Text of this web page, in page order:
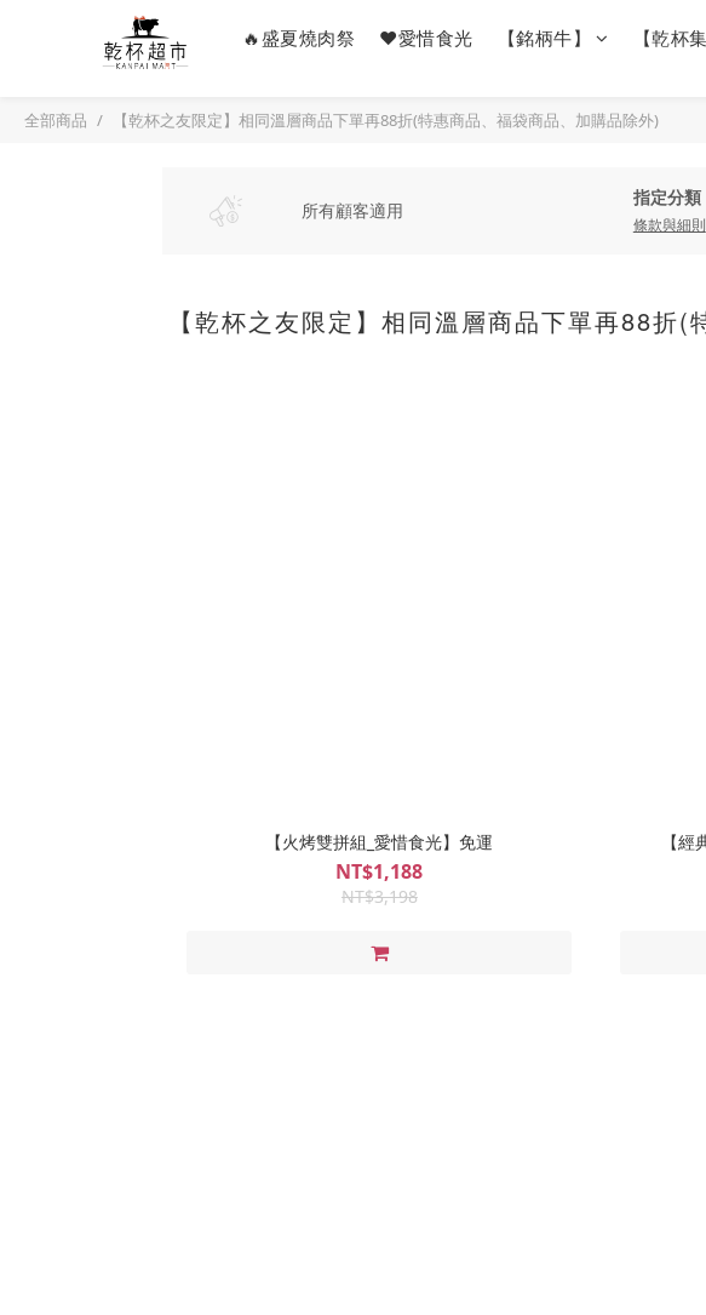
🔥盛夏燒肉祭 ❤️愛惜食光 【銘柄牛】 【乾杯
全部商品 【乾杯之友限定】相同溫層商品下單再88折(特惠商品、福袋商品、加購品除外)
所有顧客適用
指定分
條款與細則
【乾杯之友限定】相同溫層商品下單再88折
【火烤雙拼組_愛惜食光】免運
NT$1,188
NT$3,198
【